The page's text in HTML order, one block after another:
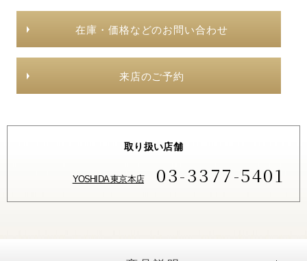
在庫・価格などのお問い合わせ
来店のご予約
取り扱い店舗
YOSHIDA 東京本店 03-3377-5401